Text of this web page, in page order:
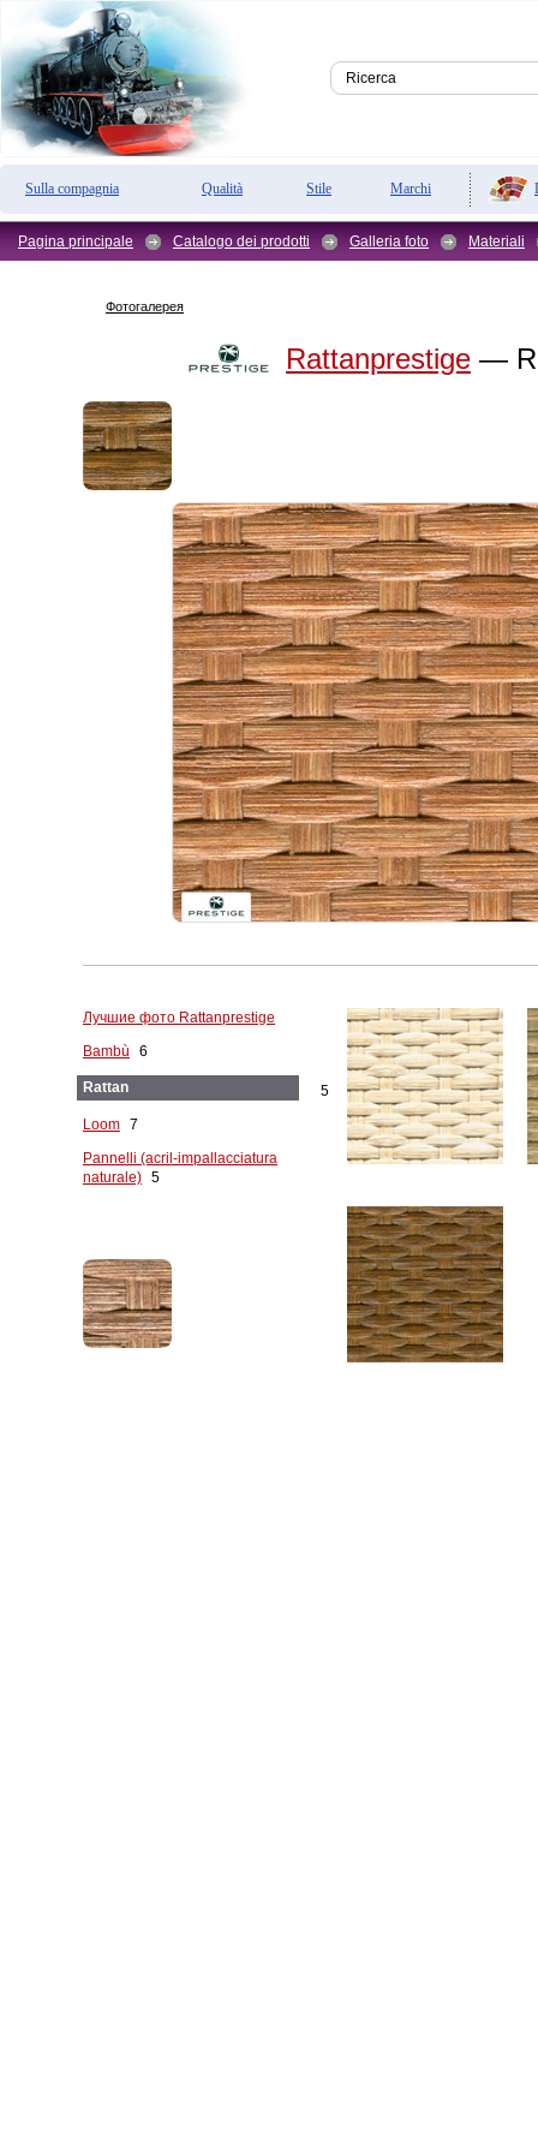
Sulla compagnia Qualità Stile Marchi
Pagina principale Catalogo dei prodotti Galleria foto Materiali
Фотогалерея
Rattanprestige —
Лучшие фото Rattanprestige
Bambù
6
Rattan
5
Loom 7
Pannelli (acril-impallacciatura
naturale) 5